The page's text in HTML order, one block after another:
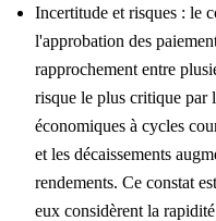
Incertitude et risques : le
l'approbation des
rapprochement entre
risque le plus critique par
économiques à cycles
et les décaissements
rendements. Ce constat
eux considèrent la